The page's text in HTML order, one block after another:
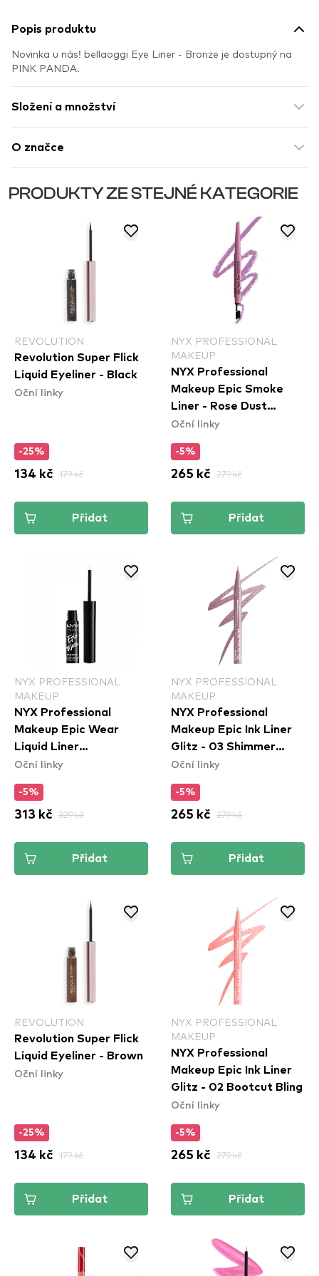
Popis produktu
Novinka u nás! bellaoggi Eye Liner - Bronze je dostupný na
PINK PANDA.
Složení a množství
O značce
PRODUKTY ZE STEJNÉ KATEGORIE
REVOLUTION
Revolution Super Flick
Liquid Eyeliner - Black
Oční linky
-25%
134 kč 179 kč
Přidat
NYX PROFESSIONAL
MAKEUP
NYX Professional
Makeup Epic Smoke
Liner - Rose Dust
(ESL04)
Oční linky
-5%
265 kč 279 kč
Přidat
NYX PROFESSIONAL
MAKEUP
NYX Professional
Makeup Epic Wear
Liquid Liner
Waterproof - White
Oční linky
-5%
313 kč 329 kč
Přidat
NYX PROFESSIONAL
MAKEUP
NYX Professional
Makeup Epic Ink Liner
Glitz - 03 Shimmer
Stitch
Oční linky
-5%
265 kč 279 kč
Přidat
REVOLUTION
Revolution Super Flick
Liquid Eyeliner - Brown
Oční linky
-25%
134 kč 179 kč
Přidat
NYX PROFESSIONAL
MAKEUP
NYX Professional
Makeup Epic Ink Liner
Glitz - 02 Bootcut Bling
Oční linky
-5%
265 kč 279 kč
Přidat